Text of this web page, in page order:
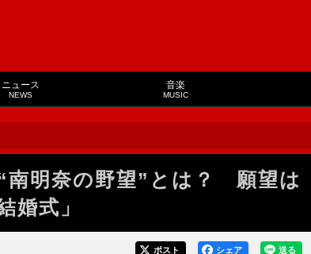
ニュース
NEWS
音楽
MUSIC
南明奈の野望”とは？ 願望は
婚式」
送る
シェア
ポスト